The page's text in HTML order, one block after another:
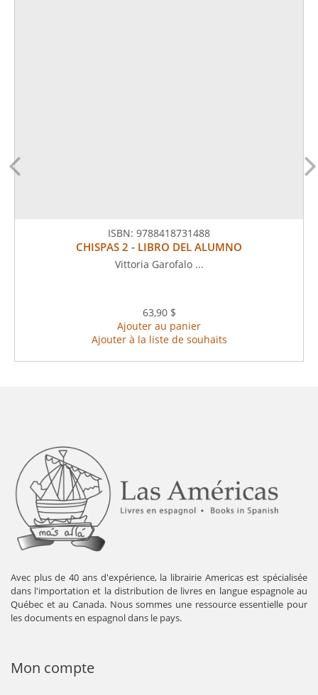
ISBN: 9788418731488
CHISPAS 2 - LIBRO DEL ALUMNO
Vittoria Garofalo ...
63,90 $
Ajouter au panier
Ajouter à la liste de souhaits
Avec plus de 40 ans d'expérience, la librairie Americas est spécialisée
dans l'importation et la distribution de livres en langue espagnole au
Québec et au Canada. Nous sommes une ressource essentielle pour
les documents en espagnol dans le pays.
Mon compte